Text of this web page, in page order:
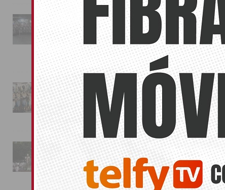
La Entrada Cristiana llena de
esplendor las calles de
Almoradí en una multitudinaria
jornada festera
02/08/2026
La magia de la Entrada Mora
conquista las calles de
Almoradí
01/08/2026
La fiesta se adueña de
Almoradí con la presentación
de los cargos festeros y la
toma del castillo
31/07/2026